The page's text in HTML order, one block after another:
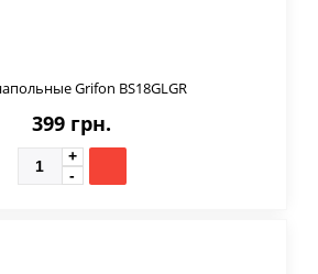
Grifon BS18GLGR
399 грн.